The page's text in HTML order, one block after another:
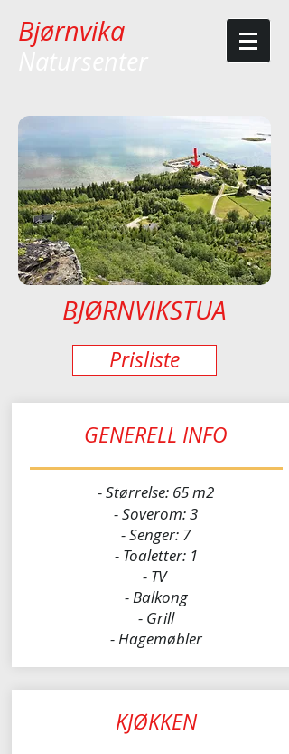
Bjørnvika
BJØRNVIKSTUA
Prisliste
GENERELL INFO
- Størrelse: 65 m2
- Soverom: 3
- Senger: 7
- Toaletter: 1
- TV
- Balkong
- Grill
- Hagemøbler
KJØKKEN